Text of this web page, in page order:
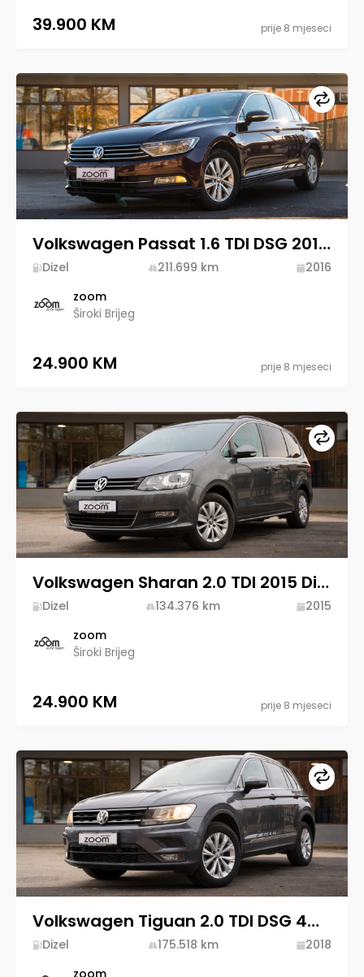
39.900 KM prije 8 mjeseci
Volkswagen Passat 1.6 TDI DSG 2016 Diesel
Dizel 211.699 km
2016
zoom
Široki Brijeg
24.900 KM prije 8 mjeseci
Volkswagen Sharan 2.0 TDI 2015 Diesel
Dizel 134.376 km
2015
zoom
Široki Brijeg
24.900 KM prije 8 mjeseci
Volkswagen Tiguan 2.0 TDI DSG 4MOTION 2018 Diesel
Dizel 175.518 km
2018
zoom